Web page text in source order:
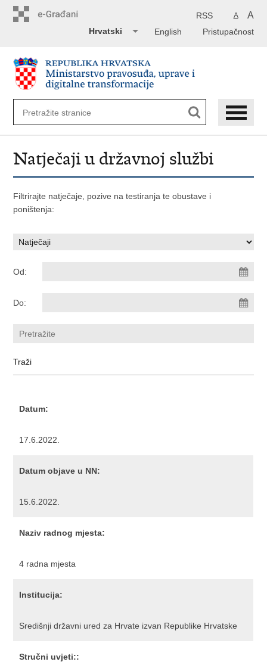
A A
RSS
Pristupačnost
English
Hrvatski
Natječaji u državnoj službi
Filtrirajte natječaje, pozive na testiranja te obustave i
poništenja:
Od:
Do:
Datum:
17.6.2022.
Datum objave u NN:
15.6.2022.
Naziv radnog mjesta:
4 radna mjesta
Institucija:
Središnji državni ured za Hrvate izvan Republike Hrvatske
Stručni uvjeti::